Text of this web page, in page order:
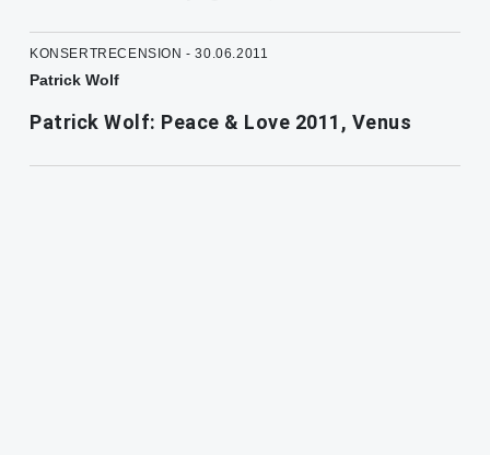
KONSERTRECENSION - 30.06.2011
Patrick Wolf
Patrick Wolf: Peace & Love 2011, Venus